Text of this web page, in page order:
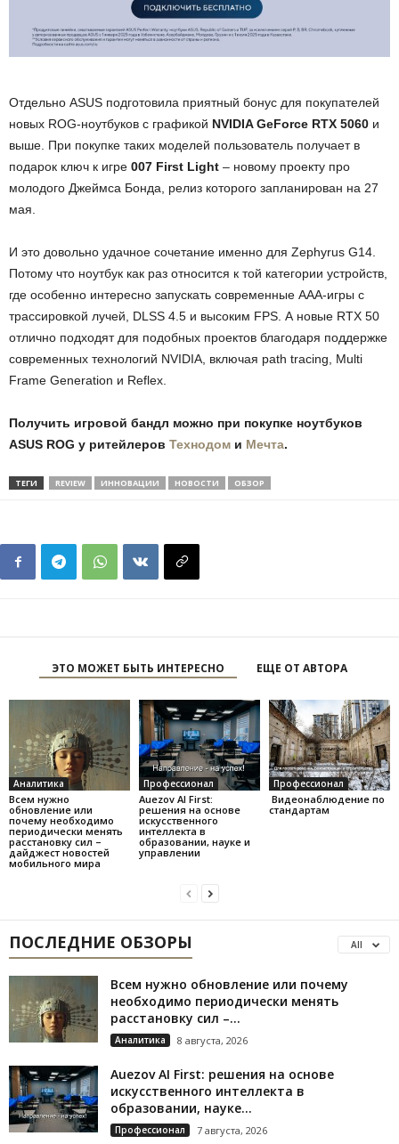
Отдельно ASUS подготовила приятный бонус для покупателей
новых ROG-ноутбуков с графикой NVIDIA GeForce RTX 5060 и
выше. При покупке таких моделей пользователь получает в
подарок ключ к игре 007 First Light – новому проекту про
молодого Джеймса Бонда, релиз которого запланирован на 27
мая.
И это довольно удачное сочетание именно для Zephyrus G14.
Потому что ноутбук как раз относится к той категории устройств,
где особенно интересно запускать современные AAA-игры с
трассировкой лучей, DLSS 4.5 и высоким FPS. А новые RTX 50
отлично подходят для подобных проектов благодаря поддержке
современных технологий NVIDIA, включая path tracing, Multi
Frame Generation и Reflex.
Получить игровой бандл можно при покупке ноутбуков
ASUS ROG у ритейлеров Технодом и Мечта.
ТЕГИ REVIEW ИННОВАЦИИ НОВОСТИ ОБЗОР
ЭТО МОЖЕТ БЫТЬ ИНТЕРЕСНО ЕЩЕ ОТ АВТОРА
Аналитика
Всем нужно
обновление или
почему необходимо
периодически менять
расстановку сил –
дайджест новостей
мобильного мира
Профессионал
Auezov AI First:
решения на основе
искусственного
интеллекта в
образовании, науке и
управлении
Профессионал
Видеонаблюдение по
стандартам
ПОСЛЕДНИЕ ОБЗОРЫ All
Всем нужно обновление или почему
необходимо периодически менять
расстановку сил –...
Аналитика 8 августа, 2026
Auezov AI First: решения на основе
искусственного интеллекта в
образовании, науке...
Профессионал 7 августа, 2026